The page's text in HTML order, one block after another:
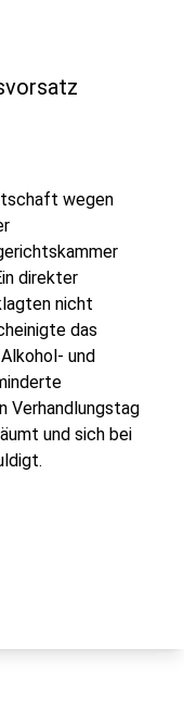
wegen
direkter
nicht
das
und
Verhandlungstag
und sich bei